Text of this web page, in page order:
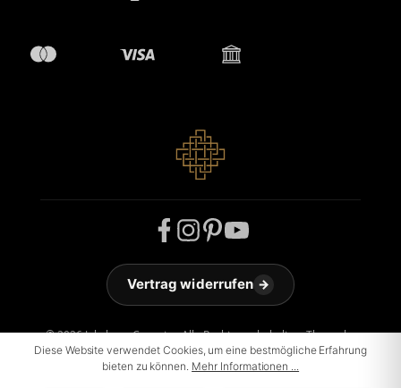
© 2026 Jakobson Carpets - Alle Rechte vorbehalten. Theme by
ThemeWare®
Vertrag widerrufen →
Diese Website verwendet Cookies, um eine bestmögliche Erfahrung
bieten zu können. Mehr Informationen ...